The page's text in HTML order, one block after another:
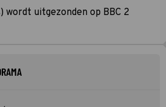
wordt uitgezonden op BBC 2